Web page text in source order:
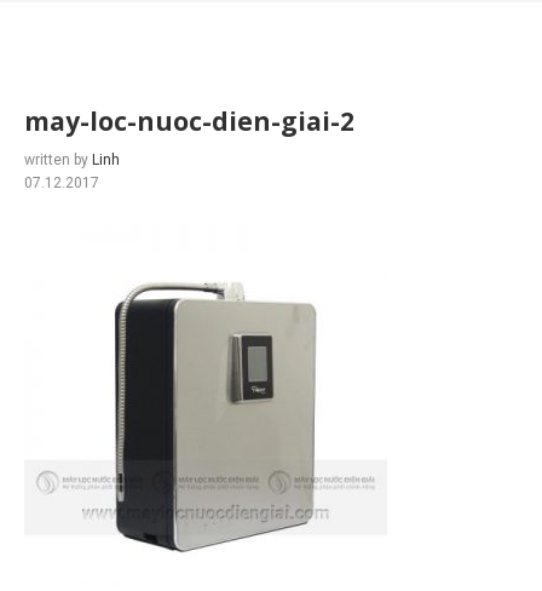
may-loc-nuoc-dien-giai-2
written by Linh
07.12.2017